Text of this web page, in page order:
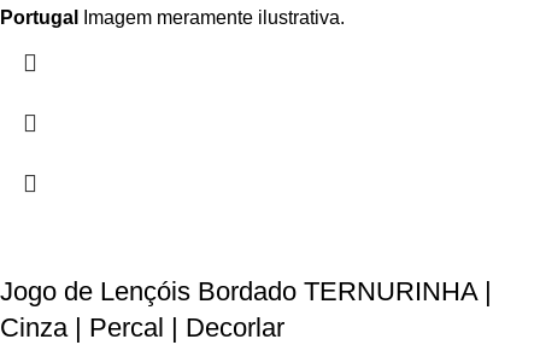
Portugal
Imagem meramente ilustrativa.
Jogo de Lençóis Bordado TERNURINHA |
Cinza | Percal | Decorlar